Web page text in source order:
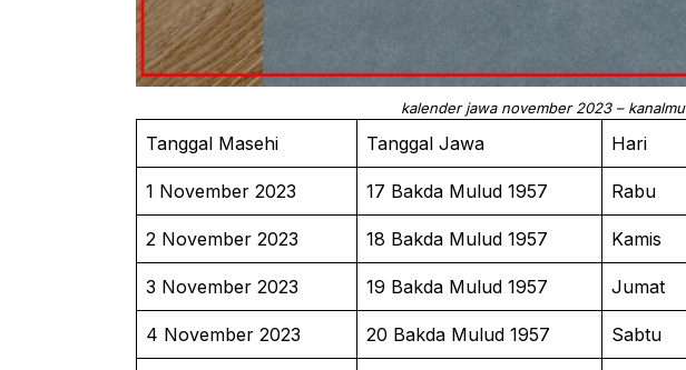
kalender jawa november 2023 – kanalmu
Tanggal Masehi Tanggal Jawa Hari
1 November 2023 17 Bakda Mulud 1957 Rabu
2 November 2023 18 Bakda Mulud 1957 Kamis
3 November 2023 19 Bakda Mulud 1957 Jumat
4 November 2023 20 Bakda Mulud 1957 Sabtu